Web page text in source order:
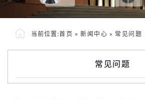
当前位置:首页 » 新闻中心 » 常见问题
常见问题